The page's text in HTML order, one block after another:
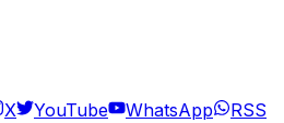
X YouTube WhatsApp RSS